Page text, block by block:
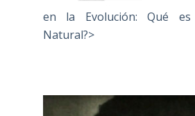
en la Evolución: Qué es
Natural?>